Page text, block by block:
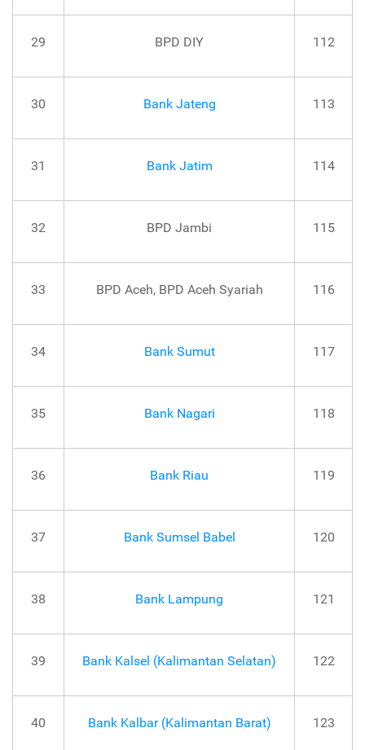
29 BPD DIY 112
30 Bank Jateng 113
31 Bank Jatim 114
32 BPD Jambi 115
33 BPD Aceh, BPD Aceh Syariah 116
34 Bank Sumut 117
35 Bank Nagari 118
36 Bank Riau 119
37 Bank Sumsel Babel 120
38 Bank Lampung 121
39 Bank Kalsel (Kalimantan Selatan) 122
40 Bank Kalbar (Kalimantan Barat) 123